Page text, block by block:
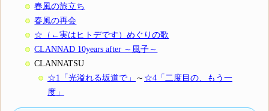
春風の旅立ち
春風の再会
☆（←実はヒトデです）めぐりの歌
CLANNAD 10years after ～風子～
CLANNATSU
☆1「光溢れる坂道で」
～ ☆4「二度目の、もう一
度」